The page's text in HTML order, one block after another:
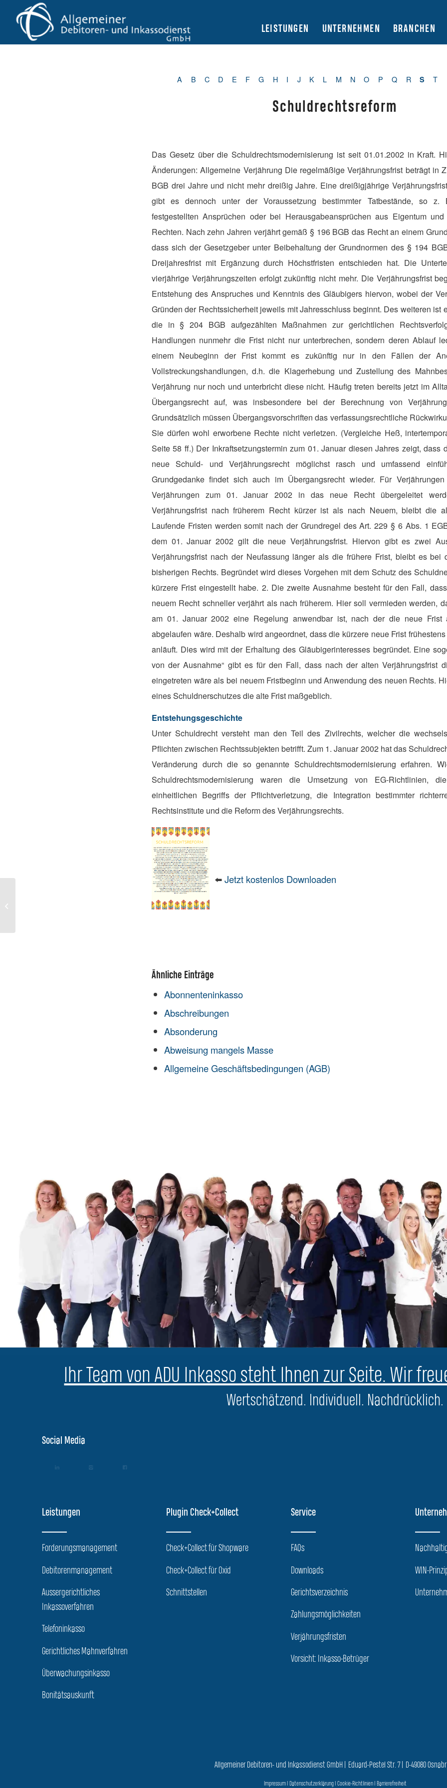
LEISTUNGEN UNTERNEHMEN BRANCHEN
A B C D E F G H I J K L M N O P Q R S T
Schuldrechtsreform
Das Gesetz über die Schuldrechtsmodernisierung ist seit 01.01.2002 in Kraft.
Änderungen: Allgemeine Verjährung Die regelmäßige Verjährungsfrist beträgt in
BGB drei Jahre und nicht mehr dreißig Jahre. Eine dreißigjährige
gibt es dennoch unter der Voraussetzung bestimmter Tatbestände, so z.
festgestellten Ansprüchen oder bei Herausgabeansprüchen aus Eigentum
Rechten. Nach zehn Jahren verjährt gemäß § 196 BGB das Recht an einem
dass sich der Gesetzgeber unter Beibehaltung der Grundnormen des § 194
Dreijahresfrist mit Ergänzung durch Höchstfristen entschieden hat. Die
vierjährige Verjährungszeiten erfolgt zukünftig nicht mehr. Die Verjährungsfrist
Entstehung des Anspruches und Kenntnis des Gläubigers hiervon, wobei der
Gründen der Rechtssicherheit jeweils mit Jahresschluss beginnt. Des weiteren ist
die in § 204 BGB aufgezählten Maßnahmen zur gerichtlichen
Handlungen nunmehr die Frist nicht nur unterbrechen, sondern deren Ablauf
einem Neubeginn der Frist kommt es zukünftig nur in den Fällen der
Vollstreckungshandlungen, d.h. die Klagerhebung und Zustellung des
Verjährung nur noch und unterbricht diese nicht. Häufig treten bereits jetzt im
Übergangsrecht auf, was insbesondere bei der Berechnung von
Grundsätzlich müssen Übergangsvorschriften das verfassungsrechtliche
Sie dürfen wohl erworbene Rechte nicht verletzen. (Vergleiche Heß,
Seite 58 ff.) Der Inkraftsetzungstermin zum 01. Januar diesen Jahres zeigt, dass
neue Schuld- und Verjährungsrecht möglichst rasch und umfassend
Grundgedanke findet sich auch im Übergangsrecht wieder. Für
Verjährungen zum 01. Januar 2002 in das neue Recht übergeleitet
Verjährungsfrist nach früherem Recht kürzer ist als nach Neuem, bleibt die
Laufende Fristen werden somit nach der Grundregel des Art. 229 § 6 Abs. 1
dem 01. Januar 2002 gilt die neue Verjährungsfrist. Hiervon gibt es zwei
Verjährungsfrist nach der Neufassung länger als die frühere Frist, bleibt es bei
bisherigen Rechts. Begründet wird dieses Vorgehen mit dem Schutz des
kürzere Frist eingestellt habe. 2. Die zweite Ausnahme besteht für den Fall,
neuem Recht schneller verjährt als nach früherem. Hier soll vermieden werden,
am 01. Januar 2002 eine Regelung anwendbar ist, nach der die neue Frist
abgelaufen wäre. Deshalb wird angeordnet, dass die kürzere neue Frist
anläuft. Dies wird mit der Erhaltung des Gläubigerinteresses begründet. Eine
von der Ausnahme“ gibt es für den Fall, dass nach der alten Verjährungsfrist
eingetreten wäre als bei neuem Fristbeginn und Anwendung des neuen Rechts.
eines Schuldnerschutzes die alte Frist maßgeblich.
Entstehungsgeschichte
Unter Schuldrecht versteht man den Teil des Zivilrechts, welcher die
Pflichten zwischen Rechtssubjekten betrifft. Zum 1. Januar 2002 hat das
Veränderung durch die so genannte Schuldrechtsmodernisierung erfahren.
Schuldrechtsmodernisierung waren die Umsetzung von EG-Richtlinien,
einheitlichen Begriffs der Pflichtverletzung, die Integration bestimmter
Rechtsinstitute und die Reform des Verjährungsrechts.
⬅️Jetzt kostenlos Downloaden
Ähnliche Einträge
Abonnenteninkasso
Abschreibungen
Absonderung
Abweisung mangels Masse
Allgemeine Geschäftsbedingungen (AGB)
Ihr Team von ADU Inkasso steht Ihnen zur Seite. Wir
Wertschätzend. Individuell. Nachdrücklich.
Social Media
Leistungen
Forderungsmanagement
Debitorenmanagement
Aussergerichtliches
Inkassoverfahren
Telefoninkasso
Gerichtliches Mahnverfahren
Überwachungsinkasso
Bonitätsauskunft
Plugin Check+Collect
Check+Collect für Shopware
Check+Collect für Oxid
Schnittstellen
Service
FAQs
Downloads
Gerichtsverzeichnis
Zahlungsmöglichkeiten
Verjährungsfristen
Vorsicht: Inkasso-Betrüger
WIN-
Allgemeiner Debitoren- und Inkassodienst GmbH | Eduard-Pestel Str. 7 | D-49080
Impressum| Datenschutzerklärung| Cookie-Richtlinien| Barrierefreiheit